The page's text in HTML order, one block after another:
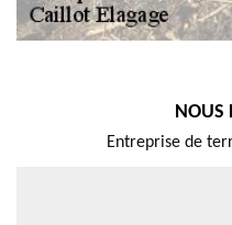
NOUS
Entreprise de